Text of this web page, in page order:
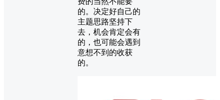
的。决定好自己的
主题思路坚持下
去，机会肯定会有
的，也可能会遇到
意想不到的收获
的。